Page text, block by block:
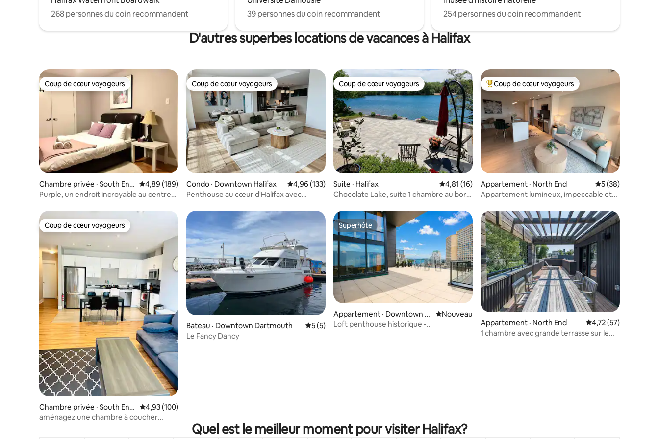
268 personnes du coin recommandent
39 personnes du coin recommandent
254 personnes du coin recommandent
D'autres superbes locations de vacances à Halifax
Coup de cœur voyageurs
Coup de cœur voyageurs
Chambre privée · South End
Halifax
Note moyenne de 4,89 sur 5, 189 commentaires
4,89 (189)
Purple, un endroit incroyable au centre-
Coup de cœur voyageurs
Coup de cœur voyageurs
Condo · Downtown Halifax Note moyenne de 4,96 sur 5, 133 commentaires
4,96 (133)
Penthouse au cœur d'Halifax avec
Coup de cœur voyageurs
Coup de cœur voyageurs
Suite · Halifax Note moyenne de 4,81 sur 5, 16 commentaires
4,81 (16)
Chocolate Lake, suite 1 chambre au bord
Coup de cœur voyageurs parmi les plus aimés
Coup de cœur voyageurs
Appartement · North End Note moyenne de
5 (38)
Appartement lumineux, impeccable et
End d'Halifax
Coup de cœur voyageurs
Coup de cœur voyageurs
Chambre privée · South End
Halifax
Note moyenne de 4,93 sur 5, 100 commentaires
4,93 (100)
aménagez une chambre à coucher
Bateau · Downtown Dartmouth Note moyenne de 5 sur 5, 5 commentaires
5 (5)
Le Fancy Dancy
Superhôte
Superhôte
Appartement · Downtown H
alifax
Nouvel hébergement
Nouveau
Loft penthouse historique -
Appartement · North End Note moyenne de
4,72 (57)
1 chambre avec grande terrasse sur le
Quel est le meilleur moment pour visiter Halifax?